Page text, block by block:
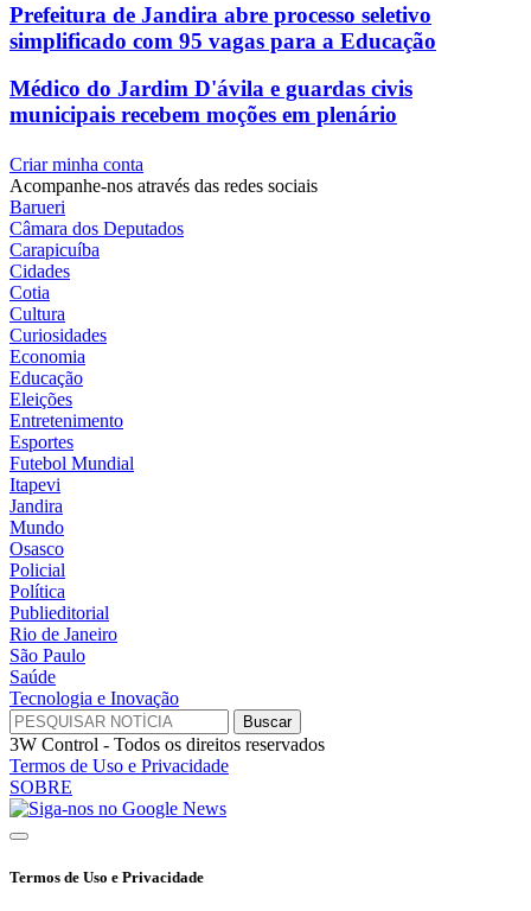
Prefeitura de Jandira abre processo seletivo
simplificado com 95 vagas para a Educação
Médico do Jardim D'ávila e guardas civis
municipais recebem moções em plenário
Criar minha conta
Acompanhe-nos através das redes sociais
Barueri
Câmara dos Deputados
Carapicuíba
Cidades
Cotia
Cultura
Curiosidades
Economia
Educação
Eleições
Entretenimento
Esportes
Futebol Mundial
Itapevi
Jandira
Mundo
Osasco
Policial
Política
Publieditorial
Rio de Janeiro
São Paulo
Saúde
Tecnologia e Inovação
3W Control - Todos os direitos reservados
Termos de Uso e Privacidade
SOBRE
Termos de Uso e Privacidade